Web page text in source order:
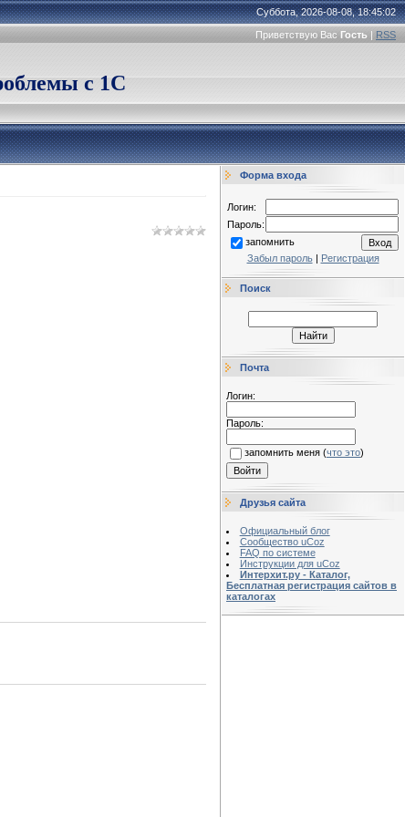
Суббота, 2026-08-08, 18:45:02
Приветствую Вас Гость | RSS
с 1С
Форма входа
Логин:
Пароль:
запомнить
Забыл пароль| Регистрация
Поиск
Почта
Логин:
Пароль:
запомнить меня (что это)
Друзья сайта
Официальный блог
Сообщество uCoz
FAQ по системе
Инструкции для uCoz
Интерхит.ру - Каталог,
Бесплатная регистрация сайтов в
каталогах